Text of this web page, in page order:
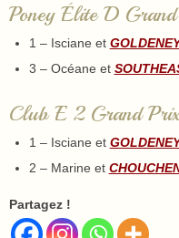
Poney Élite D
1 – Isciane et
3 – Océane et
Club E 2 Grand
1 – Isciane et
2 – Marine et
Partagez !